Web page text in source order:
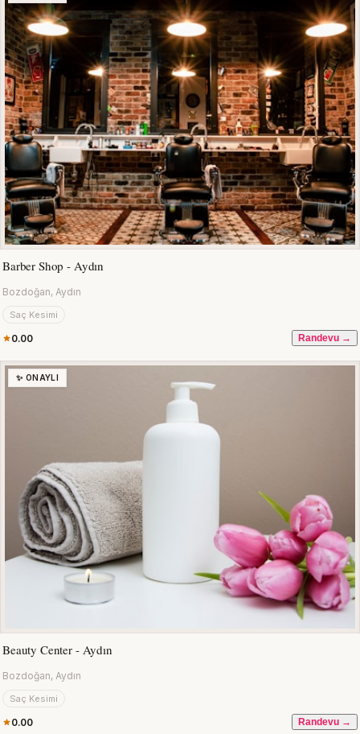
Barber Shop - Aydın
Bozdoğan, Aydın
Saç Kesimi
0.00 Randevu →
✨ ONAYLI
Beauty Center - Aydın
Bozdoğan, Aydın
Saç Kesimi
0.00 Randevu →